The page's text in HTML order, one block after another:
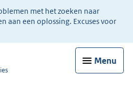
met het zoeken naar
aan een oplossing. Excuses voor
Menu